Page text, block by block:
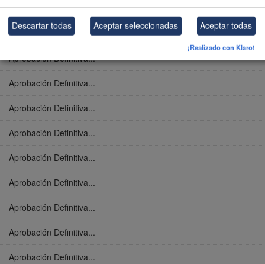
Aprobación Definitiva...
Aprobación Definitiva...
Aprobación Definitiva...
Aprobación Definitiva...
Aprobación Definitiva...
Aprobación Definitiva...
Aprobación Definitiva...
Aprobación Definitiva...
Aprobación Definitiva...
Aprobación Definitiva...
Aprobación Definitiva...
Descartar todas Aceptar seleccionadas Aceptar todas
¡Realizado con Klaro!